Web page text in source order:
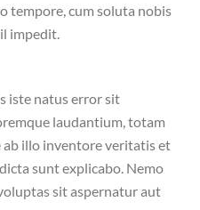
tempore, cum soluta nobis
impedit.
iste natus error sit
laudantium, totam
ab illo inventore veritatis et
sunt explicabo. Nemo
sit aspernatur aut